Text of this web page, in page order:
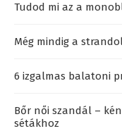
Tudod mi az a
Még mindig a
6 izgalmas balatoni
Bőr női szandál –
sétákhoz